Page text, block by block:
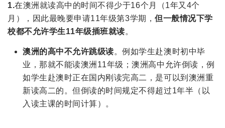
1.在澳洲就读高中的时间不得少于16个月（1年又4个
月），因此最晚要申请11年级第3学期，但一般情况下学
校都不允许学生11年级插班就读。
澳洲的高中不允许跳级读。例如学生赴澳时初中毕
业，那就不能读澳洲 11年级；澳洲高中允许倒读，例
如学生赴澳时正在国内刚读完高二，是可以到澳洲重
新读高二的。但倒读的时间规定不得超过1年半（以
入读主课的时间计算）。